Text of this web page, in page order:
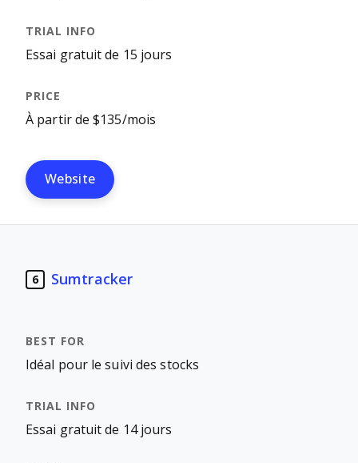
Essai gratuit de 15 jours
À partir de $135/mois
Website
6 Sumtracker
Idéal pour le suivi des stocks
Essai gratuit de 14 jours